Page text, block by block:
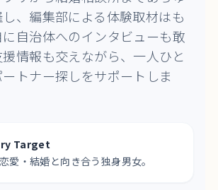
、編集部による体験取材はも
自治体へのインタビューも敢
情報も交えながら、一人ひと
トナー探しをサポートしま
Target
愛・結婚と向き合う独身男女。